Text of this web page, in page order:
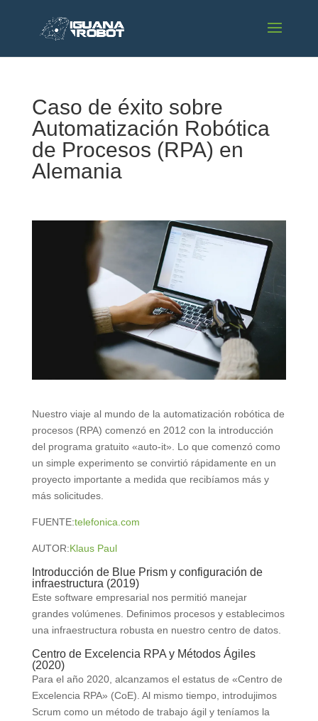
Caso de éxito sobre
Automatización Robótica
de Procesos (RPA) en
Alemania
Nuestro viaje al mundo de la automatización robótica de
procesos (RPA) comenzó en 2012 con la introducción
del programa gratuito «auto-it». Lo que comenzó como
un simple experimento se convirtió rápidamente en un
proyecto importante a medida que recibíamos más y
más solicitudes.
FUENTE:telefonica.com
AUTOR:Klaus Paul
Introducción de Blue Prism y configuración de
infraestructura (2019)
Este software empresarial nos permitió manejar
grandes volúmenes. Definimos procesos y establecimos
una infraestructura robusta en nuestro centro de datos.
Centro de Excelencia RPA y Métodos Ágiles
(2020)
Para el año 2020, alcanzamos el estatus de «Centro de
Excelencia RPA» (CoE). Al mismo tiempo, introdujimos
Scrum como un método de trabajo ágil y teníamos la